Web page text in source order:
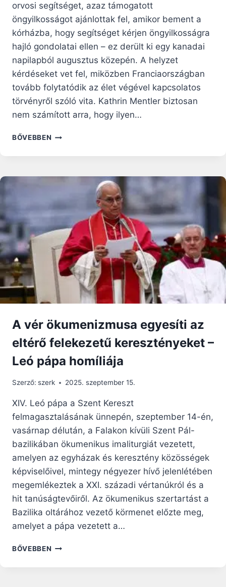
orvosi segítséget, azaz támogatott
öngyilkosságot ajánlottak fel, amikor bement a
kórházba, hogy segítséget kérjen öngyilkosságra
hajló gondolatai ellen – ez derült ki egy kanadai
napilapból augusztus közepén. A helyzet
kérdéseket vet fel, miközben Franciaországban
tovább folytatódik az élet végével kapcsolatos
törvényről szóló vita. Kathrin Mentler biztosan
nem számított arra, hogy ilyen…
BŐVEBBEN KANADÁBAN
AJÁNLOTTAK
NŐNEK
DEPRESSZIÓJA
ELLEN
A vér ökumenizmusa egyesíti az
eltérő felekezetű keresztényeket –
Leó pápa homíliája
Szerző: szerk 2025. szeptember 15.
XIV. Leó pápa a Szent Kereszt
felmagasztalásának ünnepén, szeptember 14-én,
vasárnap délután, a Falakon kívüli Szent Pál-
bazilikában ökumenikus imaliturgiát vezetett,
amelyen az egyházak és keresztény közösségek
képviselőivel, mintegy négyezer hívő jelenlétében
megemlékeztek a XXI. századi vértanúkról és a
hit tanúságtevőiről. Az ökumenikus szertartást a
Bazilika oltárához vezető körmenet előzte meg,
amelyet a pápa vezetett a…
BŐVEBBEN